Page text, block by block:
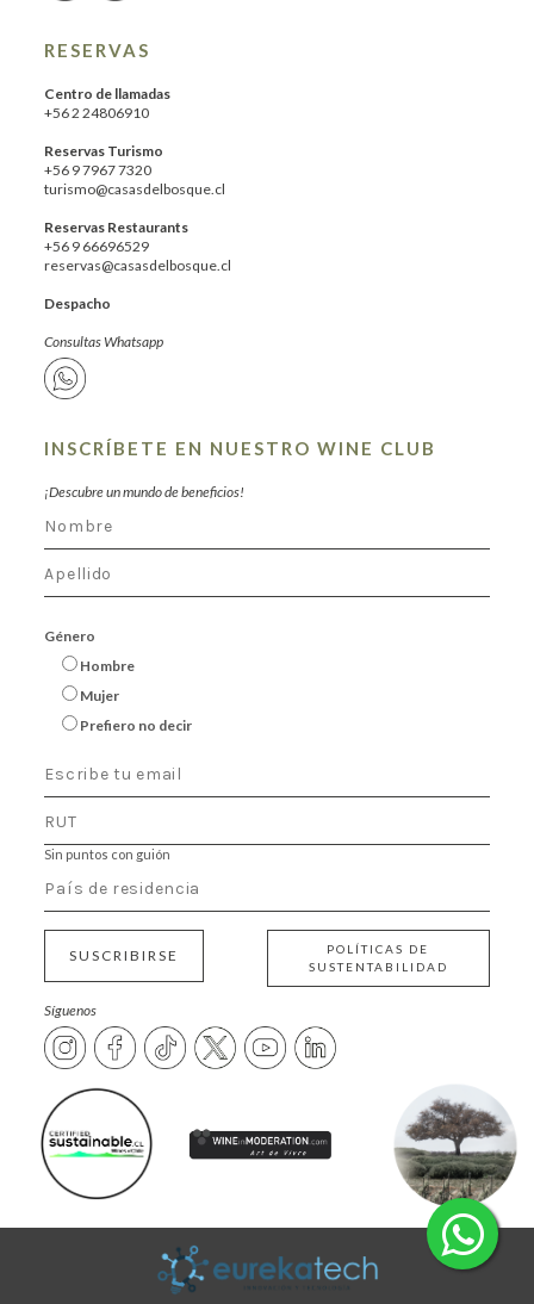
RESERVAS
Centro de llamadas
+56 2 24806910
Reservas Turismo
+56 9 7967 7320
turismo@casasdelbosque.cl
Reservas Restaurants
+56 9 66696529
reservas@casasdelbosque.cl
Despacho
Consultas Whatsapp
INSCRÍBETE EN NUESTRO WINE CLUB
¡Descubre un mundo de beneficios!
Género
Hombre
Mujer
Prefiero no decir
Sin puntos con guión
SUSCRIBIRSE
POLÍTICAS DE
SUSTENTABILIDAD
Síguenos